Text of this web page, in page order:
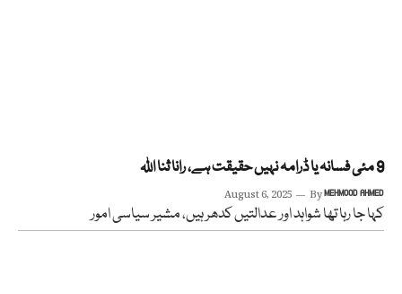
9 مئی فسانہ یا ڈرامہ نہیں حقیقت ہے، رانا ثنا اللہ
August 6, 2025 ByMEHMOOD AHMED
کہا جا رہا تھا شواہد اور عدالتیں کدھر ہیں، مشیر سیاسی امور